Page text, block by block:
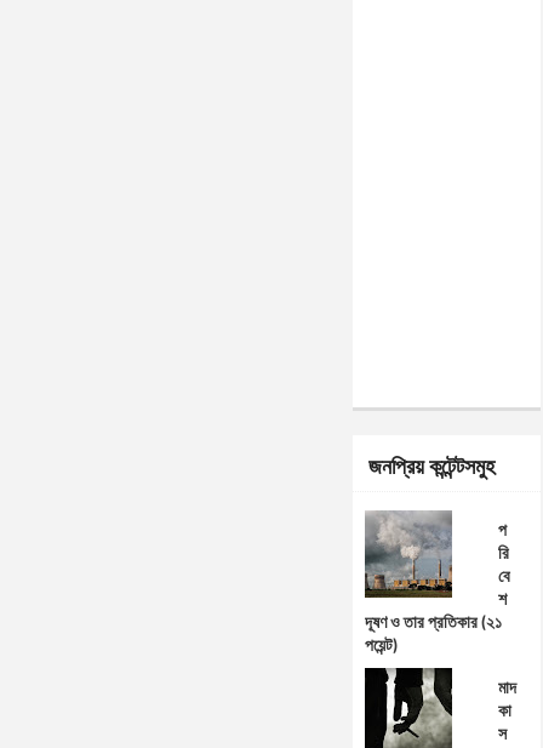
জনপ্রিয় কন্টেন্টসমুহ
প
রি
বে
শ
দূষণ ও তার প্রতিকার (২১
পয়েন্ট)
মাদ
কা
স